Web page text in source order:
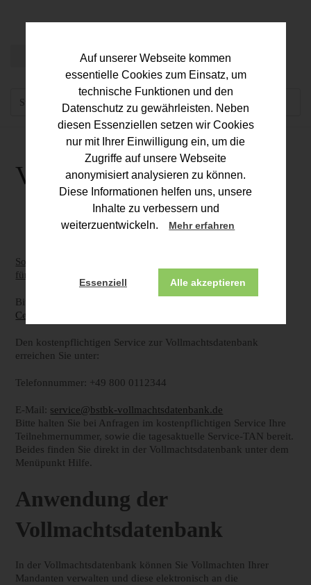
Auf unserer Webseite kommen
essentielle Cookies zum Einsatz, um
technische Funktionen und den
Datenschutz zu gewährleisten. Neben
diesen Essenziellen setzen wir Cookies
nur mit Ihrer Einwilligung ein, um die
Zugriffe auf unsere Webseite
anonymisiert analysieren zu können.
Diese Informationen helfen uns, unsere
Inhalte zu verbessern und
weiterzuentwickeln.
Mehr erfahren
Essenziell Alle akzeptieren
Vollmachtsdatenbank
So erreichen Sie den Support der Bundessteuerberaterkammer
für spezielle und technische Fragen zur Vollmachts­datenbank:
Bitte nutzen Sie die kostenlosen Informationen über das
Center
Den kostenpflichtigen Service zur Vollmachtsdatenbank
erreichen Sie unter:
Telefonnummer: +49 800 0112344
E-Mail: service@bstbk-vollmachtsdatenbank.de
Bitte halten Sie bei Anfragen im kostenpflichtigen Service Ihre
Teilnehmernummer, sowie die tagesaktuelle Service-TAN bereit.
Beides finden Sie direkt in der Vollmachts­datenbank unter dem
Menüpunkt Hilfe.
Anwendung der
Vollmachtsdatenbank
In der Vollmachtsdatenbank können Sie Vollmachten Ihrer
Mandanten verwalten und diese elektronisch an die